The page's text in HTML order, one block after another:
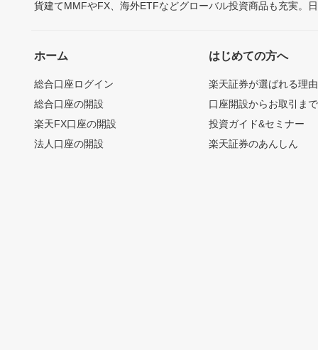
貨建てMMFやFX、海外ETFなどグローバル投資商品も充実。
ホーム
総合口座ログイン
総合口座の開設
楽天FX口座の開設
法人口座の開設
はじめての方へ
楽天証券が選ばれる理由
口座開設からお取引ま
投資ガイド&セミナー
楽天証券のあんしん